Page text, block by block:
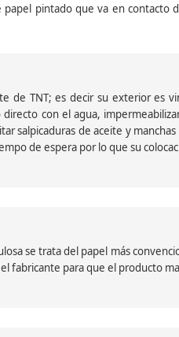
pintado que va en contacto
de TNT; es decir su exterior es
con el agua,
salpicaduras de aceite y
de espera por lo que su
se trata del papel más
fabricante para que el producto